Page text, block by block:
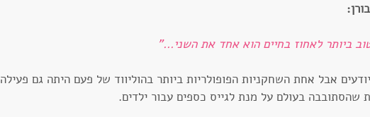
ביותר לאחוז בחיים הוא אחד את השני..."
אבל אחת השחקניות הפופולריות ביותר בהוליווד של פעם היתה גם פעילה
שהסתובבה בעולם על מנת לגייס כספים עבור ילדים.
רמבה ארז